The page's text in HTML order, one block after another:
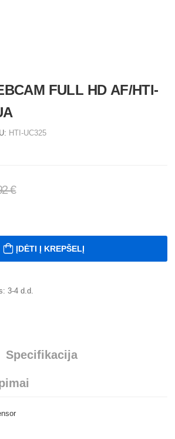
FULL HD AF/HTI-
HTI-UC325
€
ĮDĖTI Į KREPŠELĮ
3-4 d.d.
Specifikacija